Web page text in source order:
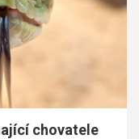
chovatele